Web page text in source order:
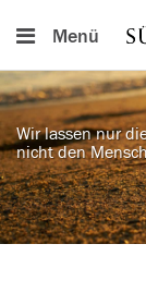
Menü
Wir lassen nur
nicht den